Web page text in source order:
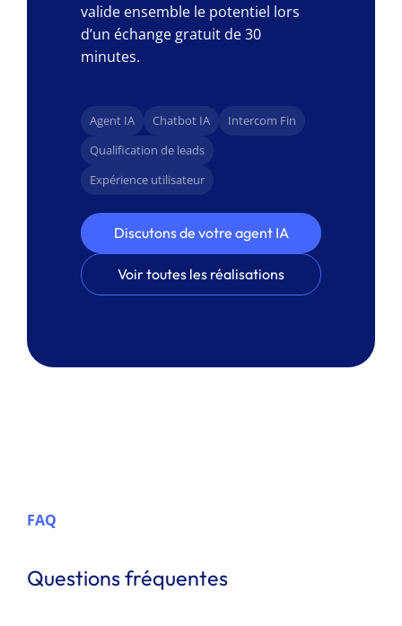
valide ensemble le potentiel lors
d’un échange gratuit de 30
minutes.
Agent IA Chatbot IA
Intercom Fin
Qualification de leads
Expérience utilisateur
Discutons de votre agent IA
Voir toutes les réalisations
FAQ
Questions fréquentes